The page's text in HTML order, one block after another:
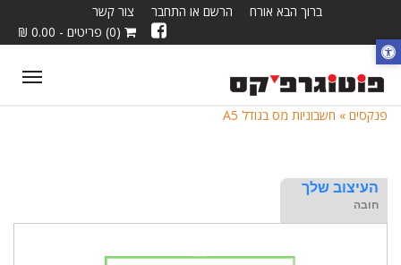
ברוך הבא אורח הרשם או התחבר
צור קשר
(0) פריטים - 0.00 ₪
פנקסים » חשבוניות מס בגודל A5
העיצוב שלך
חובה